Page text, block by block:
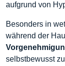
aufgrund von
Besonders in
während der
selbstbewusst